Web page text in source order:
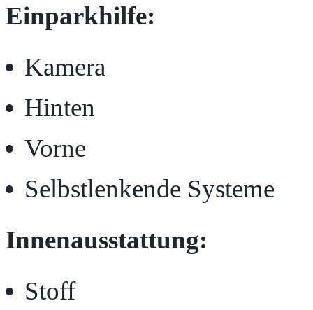
Einparkhilfe:
Kamera
Hinten
Vorne
Selbstlenkende Systeme
Innenausstattung:
Stoff